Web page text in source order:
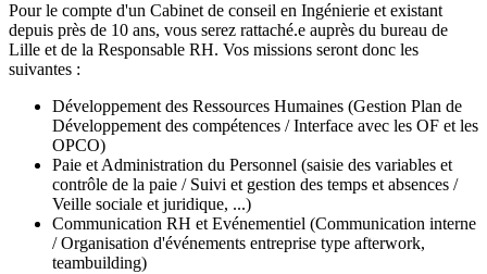
Pour le compte d'un Cabinet de conseil en Ingénierie et existant
depuis près de 10 ans, vous serez rattaché.e auprès du bureau de
Lille et de la Responsable RH. Vos missions seront donc les
suivantes :
Développement des Ressources Humaines (Gestion Plan de
Développement des compétences / Interface avec les OF et les
OPCO)
Paie et Administration du Personnel (saisie des variables et
contrôle de la paie / Suivi et gestion des temps et absences /
Veille sociale et juridique, ...)
Communication RH et Evénementiel (Communication interne
/ Organisation d'événements entreprise type afterwork,
teambuilding)